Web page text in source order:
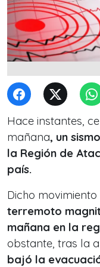
Hace instantes,
mañana, un
la Región de
país.
Dicho
terremoto
mañana en la
obstante, tras la
bajó la